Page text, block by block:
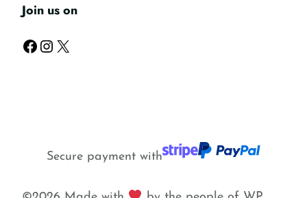
Join us on
Facebook Instagram X
Secure payment with